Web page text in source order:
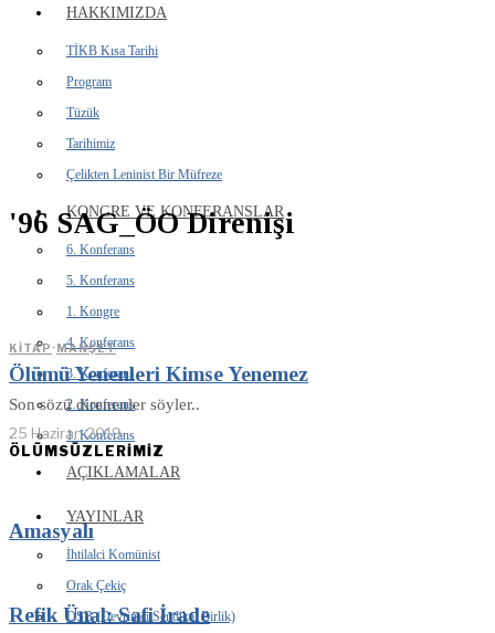
HAKKIMIZDA
TİKB Kısa Tarihi
Program
Tüzük
Tarihimiz
Çelikten Leninist Bir Müfreze
KONGRE VE KONFERANSLAR
6. Konferans
5. Konferans
1. Kongre
4. Konferans
3. Konferans
2. Konferans
1. Konferans
AÇIKLAMALAR
YAYINLAR
İhtilalci Komünist
Orak Çekiç
DSB (Devrimci Sendikal Birlik)
'96 SAG_ÖO Direnişi
KITAP ·MANŞET
Ölümü Yenenleri Kimse Yenemez
Son sözü direnenler söyler..
25 Haziran 2019
ÖLÜMSÜZLERİMİZ
Amasyalı
Refik Ünal: Safi İrade